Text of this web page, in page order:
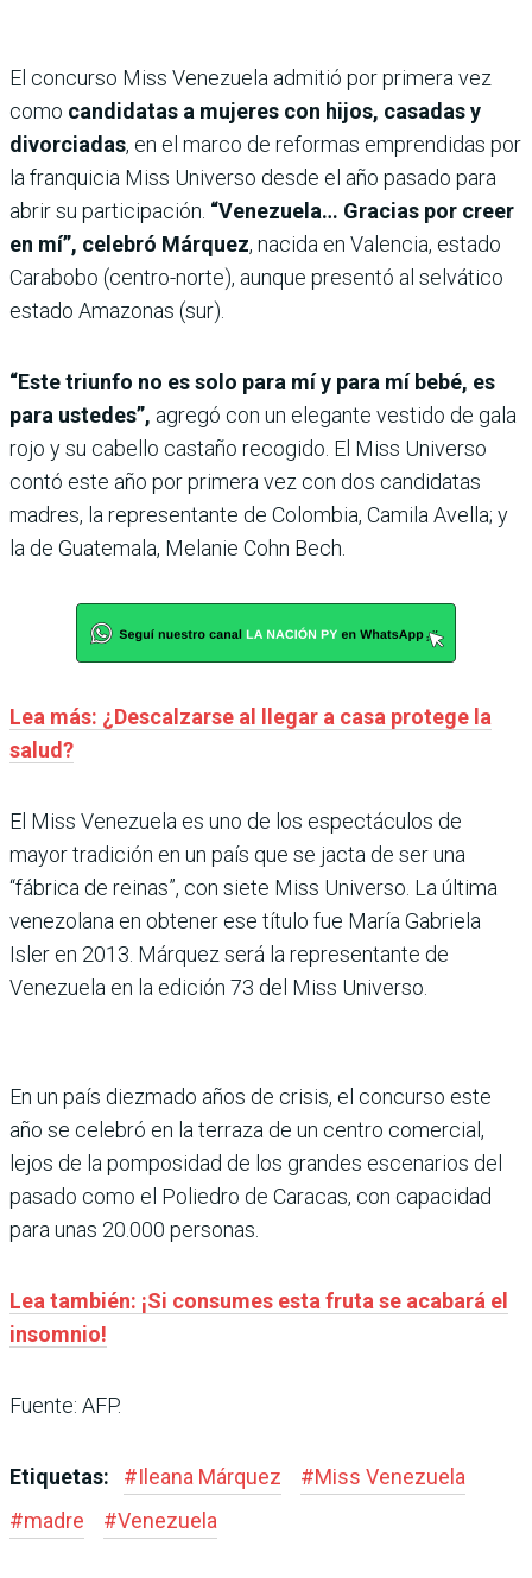
El concurso Miss Venezuela admitió por primera vez
como candidatas a mujeres con hijos, casadas y
divorciadas, en el marco de reformas emprendidas por
la franquicia Miss Universo desde el año pasado para
abrir su participación. “Venezuela… Gracias por creer
en mí”, celebró Márquez, nacida en Valencia, estado
Carabobo (centro-norte), aunque presentó al selvático
estado Amazonas (sur).
“Este triunfo no es solo para mí y para mí bebé, es
para ustedes”, agregó con un elegante vestido de gala
rojo y su cabello castaño recogido. El Miss Universo
contó este año por primera vez con dos candidatas
madres, la representante de Colombia, Camila Avella; y
la de Guatemala, Melanie Cohn Bech.
Lea más: ¿Descalzarse al llegar a casa protege la
salud?
El Miss Venezuela es uno de los espectáculos de
mayor tradición en un país que se jacta de ser una
“fábrica de reinas”, con siete Miss Universo. La última
venezolana en obtener ese título fue María Gabriela
Isler en 2013. Márquez será la representante de
Venezuela en la edición 73 del Miss Universo.
En un país diezmado años de crisis, el concurso este
año se celebró en la terraza de un centro comercial,
lejos de la pomposidad de los grandes escenarios del
pasado como el Poliedro de Caracas, con capacidad
para unas 20.000 personas.
Lea también: ¡Si consumes esta fruta se acabará el
insomnio!
Fuente: AFP.
Etiquetas: #Ileana Márquez #Miss Venezuela
#madre #Venezuela